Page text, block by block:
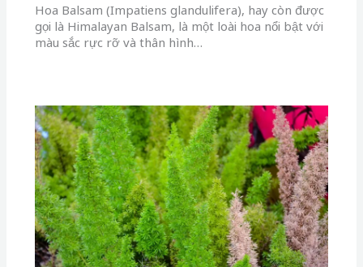
Hoa Balsam (Impatiens glandulifera), hay còn được
gọi là Himalayan Balsam, là một loài hoa nổi bật với
màu sắc rực rỡ và thân hình…